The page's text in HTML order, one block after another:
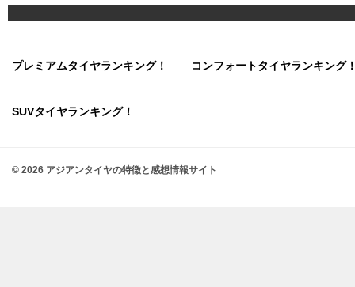
プレミアムタイヤランキング！ コンフォートタイヤランキング
SUVタイヤランキング！
© 2026 アジアンタイヤの特徴と感想情報サイト